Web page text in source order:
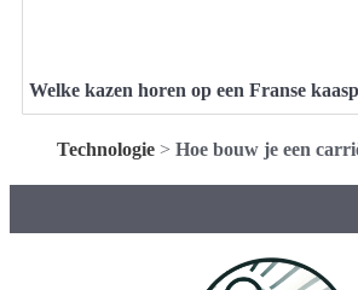
Welke kazen horen op een Franse
Technologie> Hoe bouw je een